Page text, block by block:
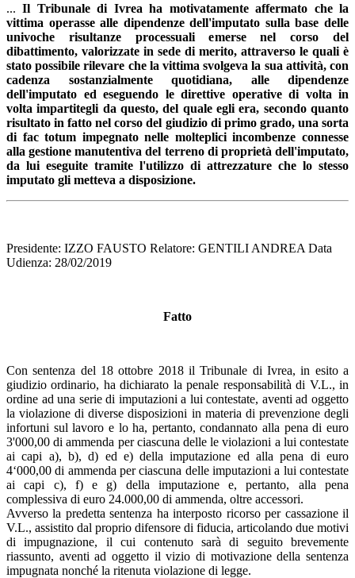
...Il Tribunale di Ivrea ha motivatamente affermato che la
vittima operasse alle dipendenze dell'imputato sulla base delle
univoche risultanze processuali emerse nel corso del
dibattimento, valorizzate in sede di merito, attraverso le quali è
stato possibile rilevare che la vittima svolgeva la sua attività, con
cadenza sostanzialmente quotidiana, alle dipendenze
dell'imputato ed eseguendo le direttive operative di volta in
volta impartitegli da questo, del quale egli era, secondo quanto
risultato in fatto nel corso del giudizio di primo grado, una sorta
di fac totum impegnato nelle molteplici incombenze connesse
alla gestione manutentiva del terreno di proprietà dell'imputato,
da lui eseguite tramite l'utilizzo di attrezzature che lo stesso
imputato gli metteva a disposizione.
Presidente: IZZO FAUSTO Relatore: GENTILI ANDREA Data
Udienza: 28/02/2019
Fatto
Con sentenza del 18 ottobre 2018 il Tribunale di Ivrea, in esito a
giudizio ordinario, ha dichiarato la penale responsabilità di V.L., in
ordine ad una serie di imputazioni a lui contestate, aventi ad oggetto
la violazione di diverse disposizioni in materia di prevenzione degli
infortuni sul lavoro e lo ha, pertanto, condannato alla pena di euro
3'000,00 di ammenda per ciascuna delle le violazioni a lui contestate
ai capi a), b), d) ed e) della imputazione ed alla pena di euro
4‘000,00 di ammenda per ciascuna delle imputazioni a lui contestate
ai capi c), f) e g) della imputazione e, pertanto, alla pena
complessiva di euro 24.000,00 di ammenda, oltre accessori.
Avverso la predetta sentenza ha interposto ricorso per cassazione il
V.L., assistito dal proprio difensore di fiducia, articolando due motivi
di impugnazione, il cui contenuto sarà di seguito brevemente
riassunto, aventi ad oggetto il vizio di motivazione della sentenza
impugnata nonché la ritenuta violazione di legge.